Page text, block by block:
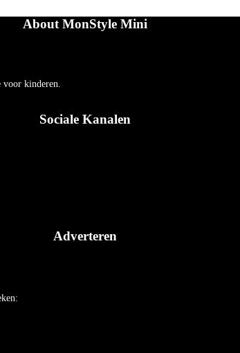
About MonStyle Mini
kinderen.
Sociale Kanalen
Adverteren